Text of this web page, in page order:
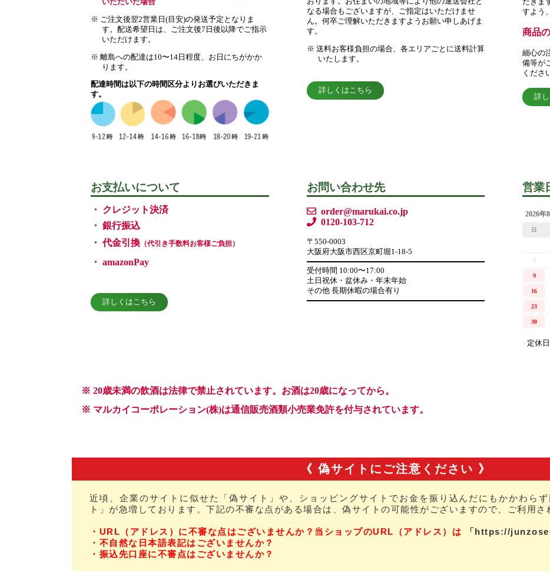
《 偽サイトにご注意ください 》
近頃、企業のサイトに似せた「偽サイト」や、ショッピングサイトでお金を振り込んだにもかかわら
ト」が急増しております。下記の不審な点がある場合は、偽サイトの可能性がございますので、ご利用さ
・URL（アドレス）に不審な点はございませんか？当ショップのURL（アドレス）は 「https://
・不自然な日本語表記はございませんか？
・振込先口座に不審点はございませんか？